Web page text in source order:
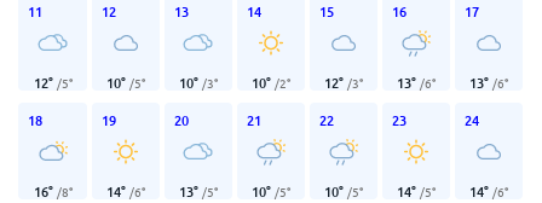
11
12° /5°
12
10° /5°
13
10° /3°
14
10° /2°
15
12° /3°
16
13° /6°
17
13° /6°
18
16° /8°
19
14° /6°
20
13° /5°
21
10° /5°
22
10° /5°
23
14° /5°
24
14° /6°